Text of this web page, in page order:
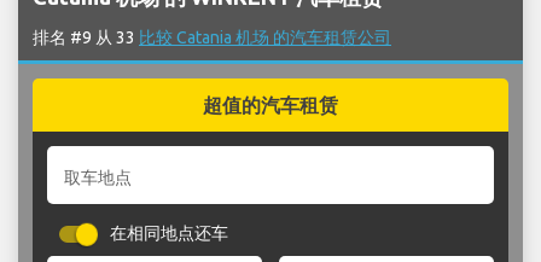
排名 #9 从 33 比较 Catania 机场 的汽车租赁公司
超值的汽车租赁
取车地点
在相同地点还车